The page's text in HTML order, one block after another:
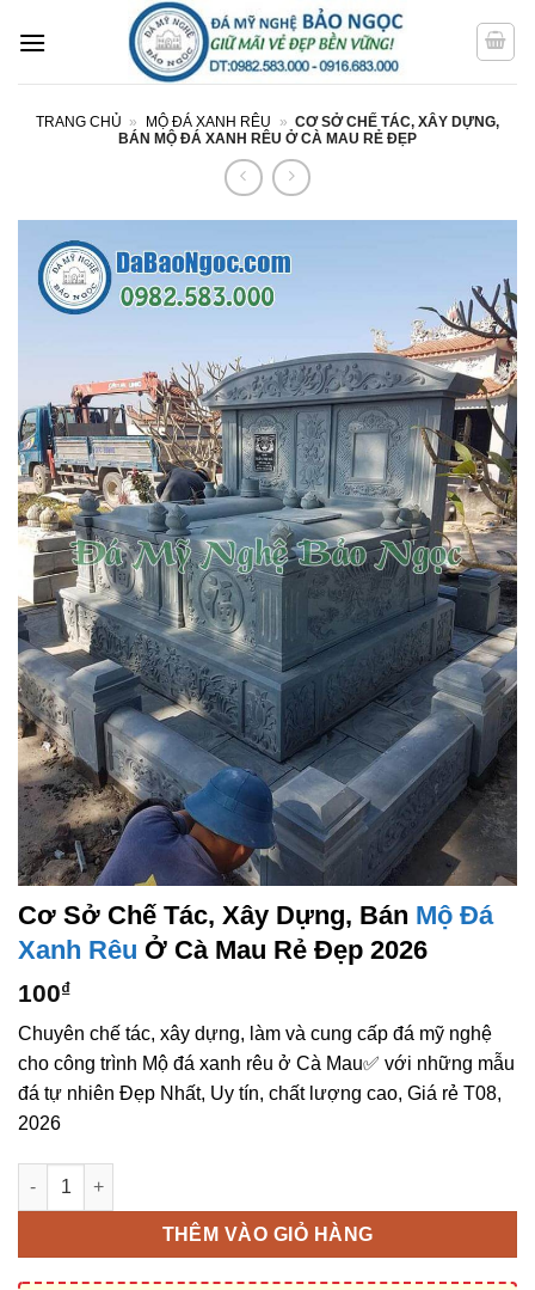
qua
TRANG CHỦ » MỘ ĐÁ XANH RÊU » CƠ SỞ CHẾ TÁC, XÂY DỰNG,
BÁN MỘ ĐÁ XANH RÊU Ở CÀ MAU RẺ ĐẸP
Cơ Sở Chế Tác, Xây Dựng, Bán Mộ Đá
Xanh Rêu Ở Cà Mau Rẻ Đẹp 2026
100₫
Chuyên chế tác, xây dựng, làm và cung cấp đá mỹ nghệ
cho công trình Mộ đá xanh rêu ở Cà Mau✅ với những mẫu
đá tự nhiên Đẹp Nhất, Uy tín, chất lượng cao, Giá rẻ T08,
2026
Cơ sở chế tác, xây dựng, bán Mộ đá xanh rêu ở Cà Mau rẻ
THÊM VÀO GIỎ HÀNG